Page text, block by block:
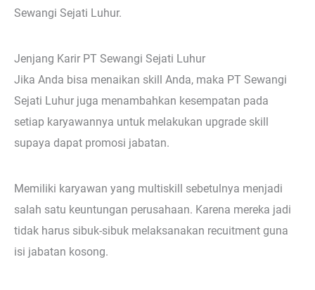
Sewangi Sejati Luhur.
Jenjang Karir PT Sewangi Sejati Luhur
Jika Anda bisa menaikan skill Anda, maka PT Sewangi
Sejati Luhur juga menambahkan kesempatan pada
setiap karyawannya untuk melakukan upgrade skill
supaya dapat promosi jabatan.
Memiliki karyawan yang multiskill sebetulnya menjadi
salah satu keuntungan perusahaan. Karena mereka jadi
tidak harus sibuk-sibuk melaksanakan recuitment guna
isi jabatan kosong.